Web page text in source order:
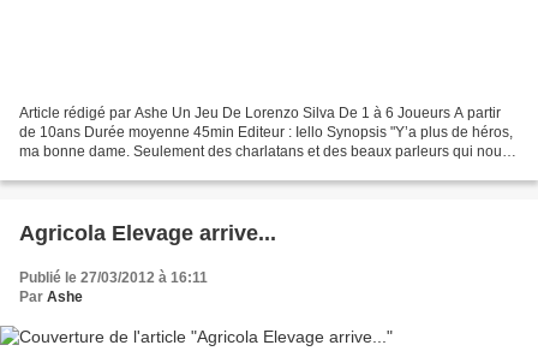
Article rédigé par Ashe Un Jeu De Lorenzo Silva De 1 à 6 Joueurs A partir
de 10ans Durée moyenne 45min Editeur : Iello Synopsis "Y’a plus de héros,
ma bonne dame. Seulement des charlatans et des beaux parleurs qui nous
Agricola Elevage arrive...
Publié le 27/03/2012 à 16:11
Par Ashe